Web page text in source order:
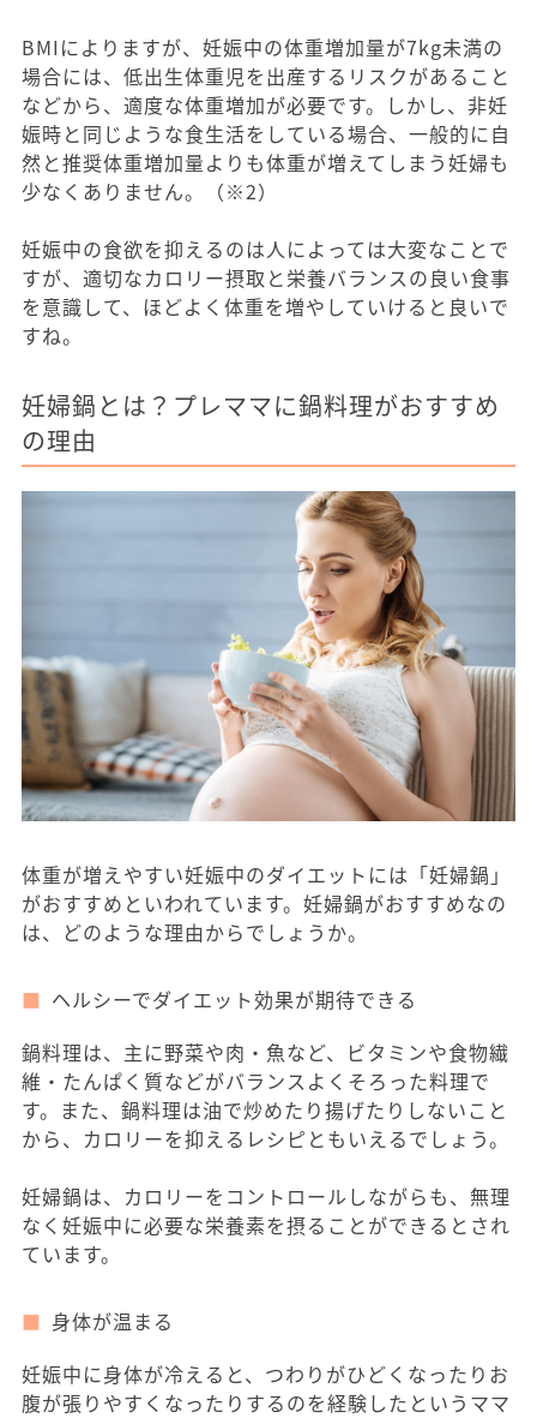
BMIによりますが、妊娠中の体重増加量が7kg未満の
場合には、低出生体重児を出産するリスクがあること
などから、適度な体重増加が必要です。しかし、非妊
娠時と同じような食生活をしている場合、一般的に自
然と推奨体重増加量よりも体重が増えてしまう妊婦も
少なくありません。（※2）
妊娠中の食欲を抑えるのは人によっては大変なことで
すが、適切なカロリー摂取と栄養バランスの良い食事
を意識して、ほどよく体重を増やしていけると良いで
すね。
妊婦鍋とは？プレママに鍋料理がおすすめ
の理由
体重が増えやすい妊娠中のダイエットには「妊婦鍋」
がおすすめといわれています。妊婦鍋がおすすめなの
は、どのような理由からでしょうか。
ヘルシーでダイエット効果が期待できる
鍋料理は、主に野菜や肉・魚など、ビタミンや食物繊
維・たんぱく質などがバランスよくそろった料理で
す。また、鍋料理は油で炒めたり揚げたりしないこと
から、カロリーを抑えるレシピともいえるでしょう。
妊婦鍋は、カロリーをコントロールしながらも、無理
なく妊娠中に必要な栄養素を摂ることができるとされ
ています。
身体が温まる
妊娠中に身体が冷えると、つわりがひどくなったりお
腹が張りやすくなったりするのを経験したというママ